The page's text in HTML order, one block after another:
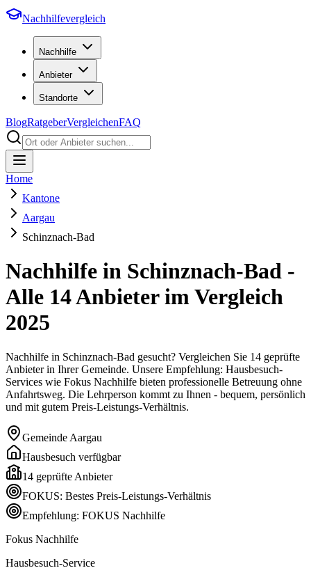
Nachhilfevergleich
Nachhilfe
Anbieter
Standorte
BlogRatgeberVergleichenFAQ
Home
Kantone
Aargau
Schinznach-Bad
Nachhilfe in Schinznach-Bad -
Alle 14Anbieter im Vergleich
2025
Nachhilfe in Schinznach-Bad gesucht? Vergleichen Sie 14 geprüfte
Anbieter in Ihrer Gemeinde. Unsere Empfehlung: Hausbesuch-
Services wie Fokus Nachhilfe bieten professionelle Betreuung ohne
Anfahrtsweg. Die Lehrperson kommt zu Ihnen - bequem, persönlich
und mit gutem Preis-Leistungs-Verhältnis.
Gemeinde Aargau
Hausbesuch verfügbar
14 geprüfte Anbieter
FOKUS: Bestes Preis-Leistungs-Verhältnis
Empfehlung: FOKUS Nachhilfe
Fokus Nachhilfe
Hausbesuch-Service